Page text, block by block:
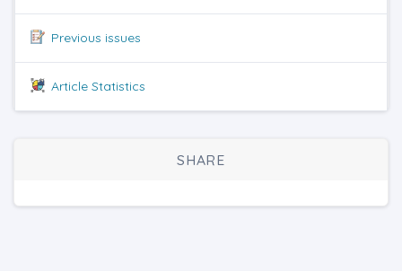
Previous issues
Article Statistics
SHARE